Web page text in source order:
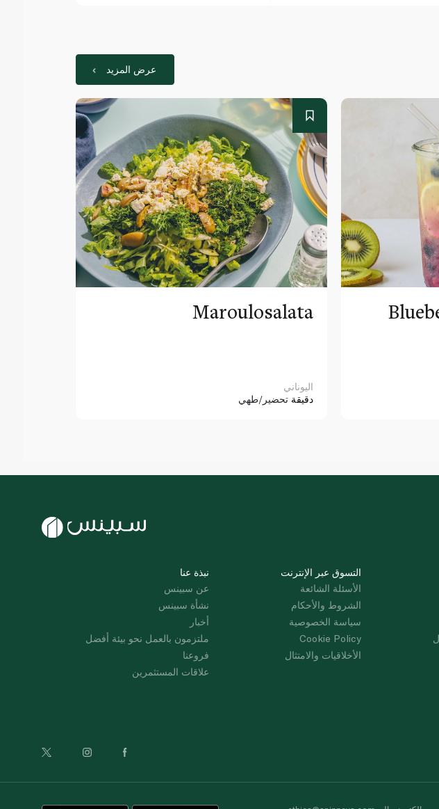
عرض المزيد
Maroulosalata
اليوناني
دقيقة تحضير/طهي
نبذة عنا
عن سبينس
نشأة سبينس
أخبار
ملتزمون بالعمل نحو بيئة أفضل
فروعنا
علاقات المستثمرين
التسوق عبر الإنترنت
الأسئلة الشائعة
الشروط والأحكام
سياسة الخصوصية
Cookie Policy
الأخلاقيات والامتثال